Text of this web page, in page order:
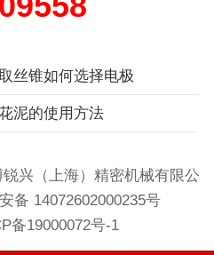
丝锥如何选择电极
泥的使用方法
兴（上海）精密机械有限公
备 14072602000235号
备19000072号-1